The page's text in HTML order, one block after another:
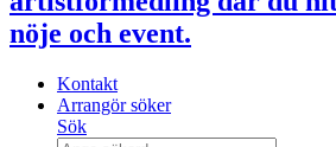
nöje och event.
Kontakt
Arrangör söker
Sök